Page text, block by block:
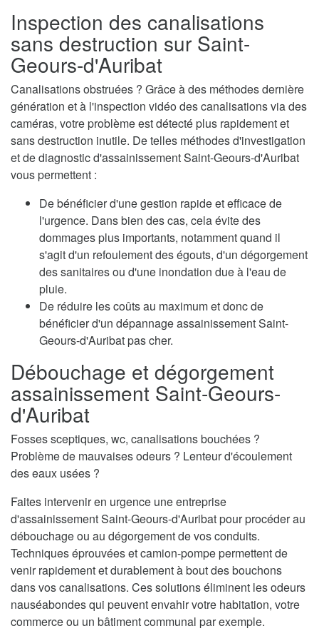
Inspection des canalisations
sans destruction sur Saint-
Geours-d'Auribat
Canalisations obstruées ? Grâce à des méthodes dernière
génération et à l'inspection vidéo des canalisations via des
caméras, votre problème est détecté plus rapidement et
sans destruction inutile. De telles méthodes d'investigation
et de diagnostic d'assainissement Saint-Geours-d'Auribat
vous permettent :
De bénéficier d'une gestion rapide et efficace de
l'urgence. Dans bien des cas, cela évite des
dommages plus importants, notamment quand il
s'agit d'un refoulement des égouts, d'un dégorgement
des sanitaires ou d'une inondation due à l'eau de
pluie.
De réduire les coûts au maximum et donc de
bénéficier d'un dépannage assainissement Saint-
Geours-d'Auribat pas cher.
Débouchage et dégorgement
assainissement Saint-Geours-
d'Auribat
Fosses sceptiques, wc, canalisations bouchées ?
Problème de mauvaises odeurs ? Lenteur d'écoulement
des eaux usées ?
Faites intervenir en urgence une entreprise
d'assainissement Saint-Geours-d'Auribat pour procéder au
débouchage ou au dégorgement de vos conduits.
Techniques éprouvées et camion-pompe permettent de
venir rapidement et durablement à bout des bouchons
dans vos canalisations. Ces solutions éliminent les odeurs
nauséabondes qui peuvent envahir votre habitation, votre
commerce ou un bâtiment communal par exemple.